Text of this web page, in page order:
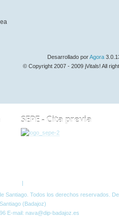
Desarrollado porAgora
© Copyright 2007 - 2009 jVitals! All
SEPE - Cita previa
|
Santiago. Todos los derechos reservados.
(Badajoz)
E-mail: nava@dip-badajoz.es